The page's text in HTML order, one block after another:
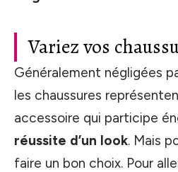
Variez vos
Généralement négligées
les chaussures
accessoire qui participe
réussite d’un look. Mais
faire un bon choix. Pour